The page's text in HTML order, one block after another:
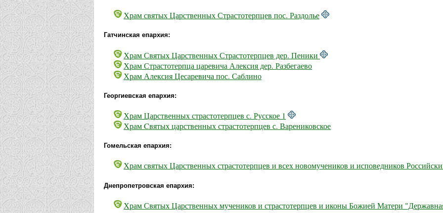
Храм святых Царственных Страстотерпцев пос. Раздолье
Гатчинская епархия:
Храм Святых Царственных Страстотерпцев дер. Пеники
Храм Страстотерпца царевича Алексия дер. Разбегаево
Храм Алексия Цесаревича пос. Саблино
Георгиевская епархия:
Храм Царственных страстотерпцев с. Русское 1
Храм Cвятых царственных страстотерпцев с. Варениковское
Гомельская епархия:
Храм святых Царственных страстотерпцев и всех новомучеников и исповедников
Днепропетровская епархия:
Храм Святых Царственных мучеников и страстотерпцев и иконы Божией Матери